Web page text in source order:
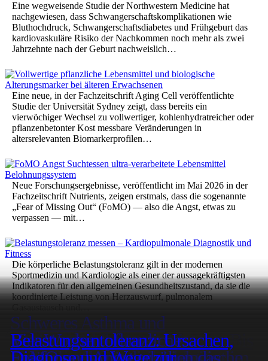
Genetischer Kompromiss: Ein Gen
Pilates verbessert Herz- und
KI-gestützte Triage verkürzt
Wie Zimt, Kurkuma und Oregano
Vitamin-D-Analogon gegen
Wie Ernährung das Leben
Genetik und Lebenserwartung: Bis
Schweres Asthma und
Begleiterkrankungen: Was
Eine wegweisende Studie der Northwestern Medicine hat
nachgewiesen, dass Schwangerschaftskomplikationen wie
Bluthochdruck, Schwangerschaftsdiabetes und Frühgeburt das
kardiovaskuläre Risiko der Nachkommen noch mehr als zwei
Jahrzehnte nach der Geburt nachweislich…
Vier Wochen pflanzliche
Eine neue, in der Fachzeitschrift Aging Cell veröffentlichte
Studie der Universität Sydney zeigt, dass bereits ein
vierwöchiger Wechsel zu vollwertiger, kohlenhydratreicher oder
pflanzenbetonter Kost messbare Veränderungen in
altersrelevanten Biomarkerprofilen…
Neue Forschungsergebnisse, veröffentlicht im Mai 2026 in der
Fachzeitschrift Nutrients, zeigen erstmals, dass die sogenannte
„Fear of Missing Out“ (FoMO) — also die Angst, etwas zu
verpassen — mit…
Belastungsintoleranz: Ursachen,
Die körperliche Belastungstoleranz gilt in der modernen
Sportmedizin und Kardiologie als einer der aussagekräftigsten
Indikatoren für den allgemeinen Gesundheitszustand, da sie die
koordinierte Leistung von Herzauswurf, pulmonalem
Zurück 1 2 3 4 5 6 … 28 Weiter
© 2026 MedizinDoc n.e.V. – Vorstand: Dirk de Pol |